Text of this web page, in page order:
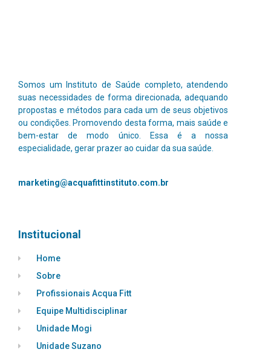
Somos um Instituto de Saúde completo, atendendo
suas necessidades de forma direcionada, adequando
propostas e métodos para cada um de seus objetivos
ou condições. Promovendo desta forma, mais saúde e
bem-estar de modo único. Essa é a nossa
especialidade, gerar prazer ao cuidar da sua saúde.
marketing@acquafittinstituto.com.br
Institucional
Home
Sobre
Profissionais Acqua Fitt
Equipe Multidisciplinar
Unidade Mogi
Unidade Suzano